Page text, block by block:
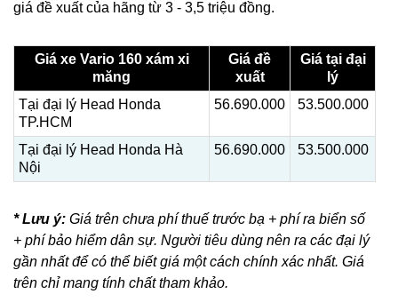
giá đề xuất của hãng từ 3 - 3,5 triệu đồng.
Giá xe Vario 160 xám xi
măng
Giá đề
xuất
Giá tại đại
lý
Tại đại lý Head Honda
TP.HCM
56.690.000 53.500.000
Tại đại lý Head Honda Hà
Nội
56.690.000 53.500.000
* Lưu ý: Giá trên chưa phí thuế trước bạ + phí ra biển số
+ phí bảo hiểm dân sự. Người tiêu dùng nên ra các đại lý
gần nhất để có thể biết giá một cách chính xác nhất. Giá
trên chỉ mang tính chất tham khảo.